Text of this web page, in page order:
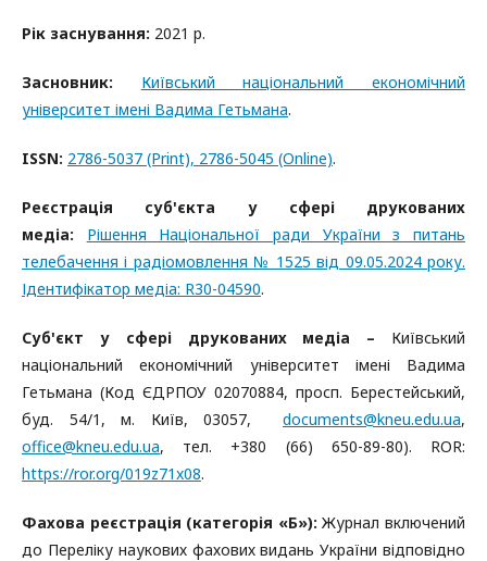
Рік заснування: 2021 р.
Засновник:
Київський національний економічний
університет імені Вадима Гетьмана.
ISSN: 2786-5037 (Print), 2786-5045 (Online).
Реєстрація суб'єкта у сфері друкованих
медіа: Рішення Національної ради України з питань
телебачення і радіомовлення № 1525 від 09.05.2024 року.
Ідентифікатор медіа: R30-04590.
Суб'єкт у сфері друкованих медіа – Київський
національний економічний університет імені Вадима
Гетьмана (Код ЄДРПОУ 02070884, просп. Берестейський,
буд. 54/1, м. Київ, 03057, documents@kneu.edu.ua,
office@kneu.edu.ua, тел. +380 (66) 650-89-80). ROR:
https://ror.org/019z71x08.
Фахова реєстрація (категорія «Б»):Журнал включений
до Переліку наукових фахових видань України відповідно